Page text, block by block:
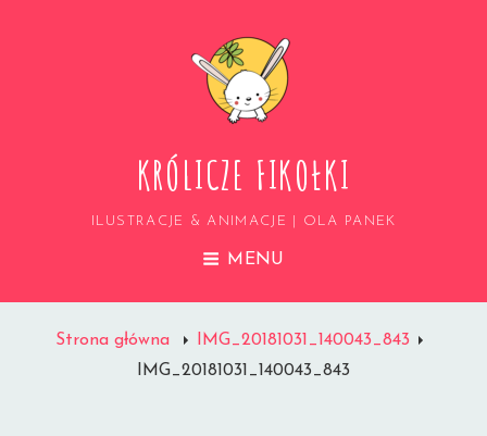
KRÓLICZE FIKOŁKI
ILUSTRACJE & ANIMACJE | OLA PANEK
MENU
Strona główna
IMG_20181031_140043_843
IMG_20181031_140043_843